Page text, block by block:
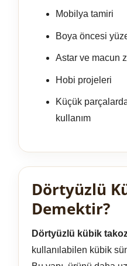
Mobilya tamiri
Boya öncesi
Astar ve macun
Hobi projeleri
Küçük
kullanım
Dörtyüzlü
Demektir?
Dörtyüzlü kübik
kullanılabilen kübik